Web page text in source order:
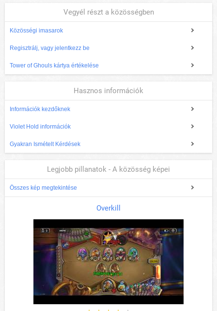
Vegyél részt a közösségben
Közösségi imasarok
Regisztrálj, vagy jelentkezz be
Tower of Ghouls kártya értékelése
Hasznos információk
Információk kezdőknek
Violet Hold információk
Gyakran Ismételt Kérdések
Legjobb pillanatok - A közösség képei
Összes kép megtekintése
Overkill